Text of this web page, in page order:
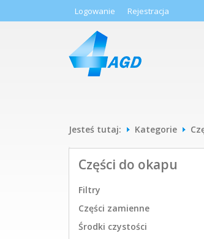
Logowanie Rejestracja
Jesteś tutaj: Kategorie
Części do okapu
Filtry
Części zamienne
Środki czystości